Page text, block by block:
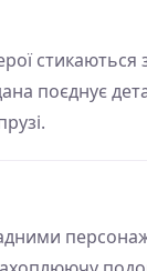
поєднує